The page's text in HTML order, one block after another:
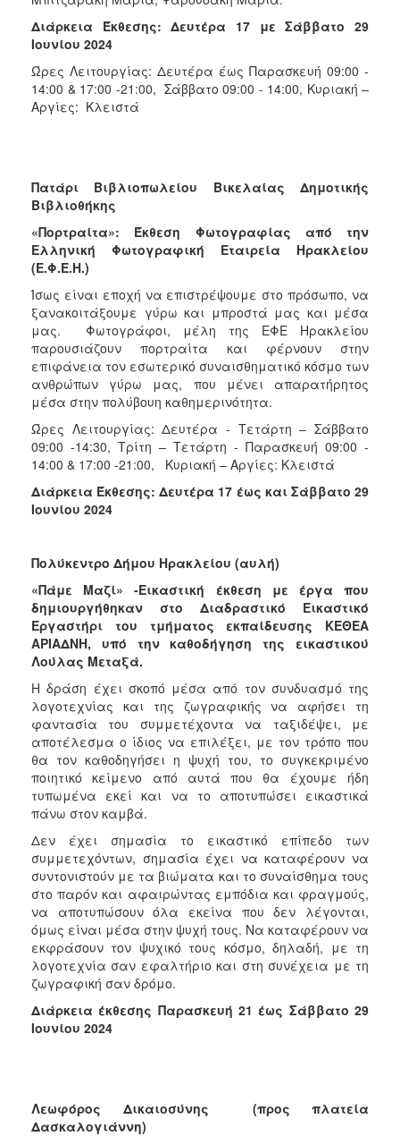
Διάρκεια Έκθεσης: Δευτέρα 17 με Σάββατο 29
Ιουνίου 2024
Ώρες Λειτουργίας: Δευτέρα έως Παρασκευή 09:00 -
14:00 & 17:00 -21:00, Σάββατο 09:00 - 14:00, Κυριακή –
Αργίες: Κλειστά
Πατάρι Βιβλιοπωλείου Βικελαίας Δημοτικής
Βιβλιοθήκης
«Πορτραίτα»: Έκθεση Φωτογραφίας από την
Ελληνική Φωτογραφική Εταιρεία Ηρακλείου
(Ε.Φ.Ε.Η.)
Ίσως είναι εποχή να επιστρέψουμε στο πρόσωπο, να
ξανακοιτάξουμε γύρω και μπροστά μας και μέσα
μας. Φωτογράφοι, μέλη της ΕΦΕ Ηρακλείου
παρουσιάζουν πορτραίτα και φέρνουν στην
επιφάνεια τον εσωτερικό συναισθηματικό κόσμο των
ανθρώπων γύρω μας, που μένει απαρατήρητος
μέσα στην πολύβουη καθημερινότητα.
Ώρες Λειτουργίας: Δευτέρα - Τετάρτη – Σάββατο
09:00 -14:30, Τρίτη – Τετάρτη - Παρασκευή 09:00 -
14:00 & 17:00 -21:00, Κυριακή – Αργίες: Κλειστά
Διάρκεια Έκθεσης: Δευτέρα 17 έως και Σάββατο 29
Ιουνίου 2024
Πολύκεντρο Δήμου Ηρακλείου (αυλή)
«Πάμε Μαζί» -Εικαστική έκθεση με έργα που
δημιουργήθηκαν στο Διαδραστικό Εικαστικό
Εργαστήρι του τμήματος εκπαίδευσης ΚΕΘΕΑ
ΑΡΙΑΔΝΗ, υπό την καθοδήγηση της εικαστικού
Λούλας Μεταξά.
Η δράση έχει σκοπό μέσα από τον συνδυασμό της
λογοτεχνίας και της ζωγραφικής να αφήσει τη
φαντασία του συμμετέχοντα να ταξιδέψει, με
αποτέλεσμα ο ίδιος να επιλέξει, με τον τρόπο που
θα τον καθοδηγήσει η ψυχή του, το συγκεκριμένο
ποιητικό κείμενο από αυτά που θα έχουμε ήδη
τυπωμένα εκεί και να το αποτυπώσει εικαστικά
πάνω στον καμβά.
Δεν έχει σημασία το εικαστικό επίπεδο των
συμμετεχόντων, σημασία έχει να καταφέρουν να
συντονιστούν με τα βιώματα και το συναίσθημα τους
στο παρόν και αφαιρώντας εμπόδια και φραγμούς,
να αποτυπώσουν όλα εκείνα που δεν λέγονται,
όμως είναι μέσα στην ψυχή τους. Να καταφέρουν να
εκφράσουν τον ψυχικό τους κόσμο, δηλαδή, με τη
λογοτεχνία σαν εφαλτήριο και στη συνέχεια με τη
ζωγραφική σαν δρόμο.
Διάρκεια έκθεσης Παρασκευή 21 έως Σάββατο 29
Ιουνίου 2024
Λεωφόρος Δικαιοσύνης
(προς πλατεία
Δασκαλογιάννη)